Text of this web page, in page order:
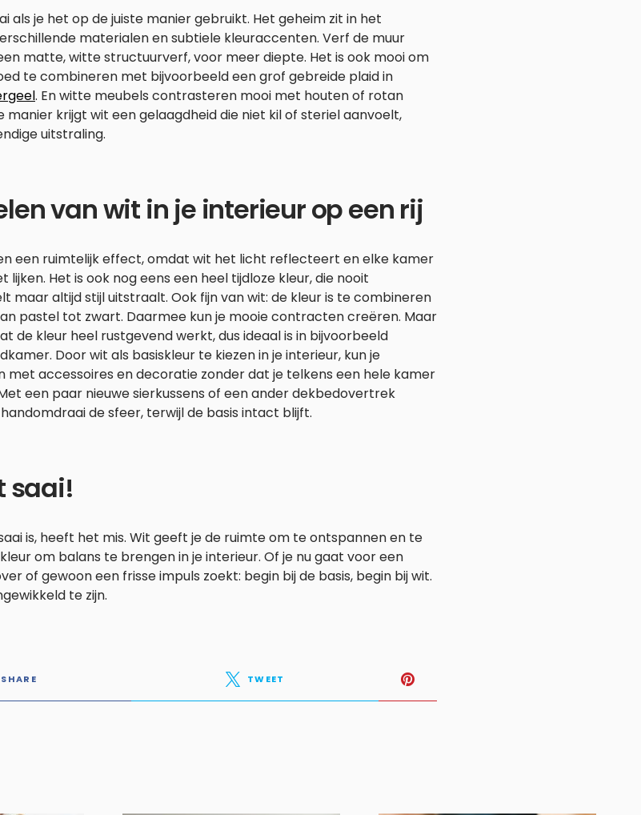
als je het op de juiste manier gebruikt. Het geheim zit in het
materialen en subtiele kleuraccenten. Verf de muur
matte, witte structuurverf, voor meer diepte. Het is ook mooi om
te combineren met bijvoorbeeld een grof gebreide plaid in
. En witte meubels contrasteren mooi met houten of rotan
manier krijgt wit een gelaagdheid die niet kil of steriel aanvoelt,
uitstraling.
van wit in je interieur op een rij
een ruimtelijk effect, omdat wit het licht reflecteert en elke kamer
Het is ook nog eens een heel tijdloze kleur, die nooit
maar altijd stijl uitstraalt. Ook fijn van wit: de kleur is te combineren
pastel tot zwart. Daarmee kun je mooie contracten creëren. Maar
de kleur heel rustgevend werkt, dus ideaal is in bijvoorbeeld
Door wit als basiskleur te kiezen in je interieur, kun je
met accessoires en decoratie zonder dat je telkens een hele kamer
een paar nieuwe sierkussens of een ander dekbedovertrek
de sfeer, terwijl de basis intact blijft.
saai!
is, heeft het mis. Wit geeft je de ruimte om te ontspannen en te
om balans te brengen in je interieur. Of je nu gaat voor een
of gewoon een frisse impuls zoekt: begin bij de basis, begin bij wit.
te zijn.
SHARE TWEET